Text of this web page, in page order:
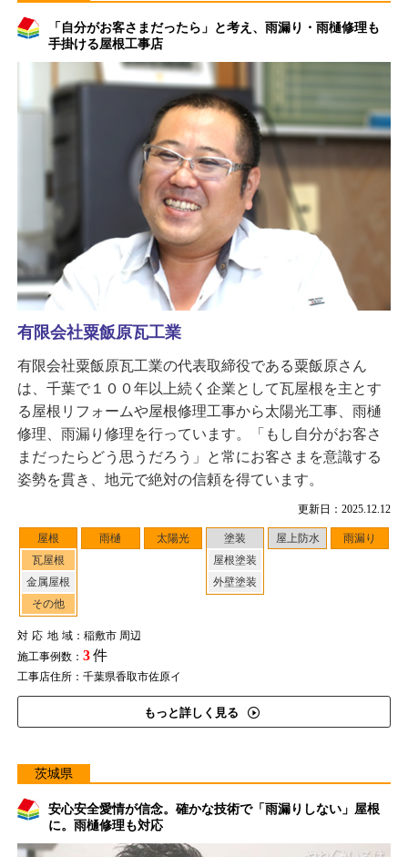
「自分がお客さまだったら」と考え、雨漏り・雨樋修理も
手掛ける屋根工事店
更新日：2025.12.12
屋根
瓦屋根
金属屋根
その他
雨樋 太陽光
塗装
屋根塗装
外壁塗装
屋上防水 雨漏り
対応地域：稲敷市 周辺
施工事例数： 3件
工事店住所：千葉県香取市佐原イ
もっと詳しく見る
有限会社粟飯原瓦工業
有限会社粟飯原瓦工業の代表取締役である粟飯原さん
は、千葉で１００年以上続く企業として瓦屋根を主とす
る屋根リフォームや屋根修理工事から太陽光工事、雨樋
修理、雨漏り修理を行っています。「もし自分がお客さ
まだったらどう思うだろう」と常にお客さまを意識する
姿勢を貫き、地元で絶対の信頼を得ています。
茨城県
安心安全愛情が信念。確かな技術で「雨漏りしない」屋根
に。雨樋修理も対応